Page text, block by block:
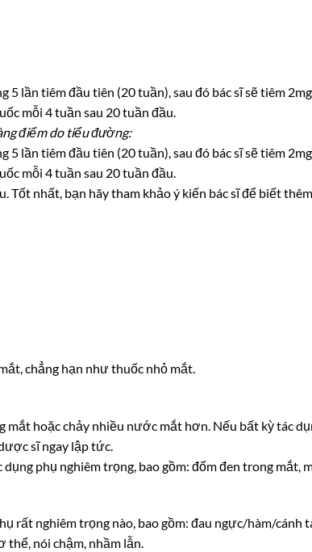
lần tiêm đầu tiên (20 tuần), sau đó bác sĩ sẽ tiêm 2mg
mỗi 4 tuần sau 20 tuần đầu.
điểm do tiểu đường:
lần tiêm đầu tiên (20 tuần), sau đó bác sĩ sẽ tiêm 2mg
mỗi 4 tuần sau 20 tuần đầu.
Tốt nhất, bạn hãy tham khảo ý kiến bác sĩ để biết thêm
chẳng hạn như thuốc nhỏ mắt.
mắt hoặc chảy nhiều nước mắt hơn. Nếu bất kỳ tác
sĩ ngay lập tức.
phụ nghiêm trọng, bao gồm: đốm đen trong mắt,
rất nghiêm trọng nào, bao gồm: đau ngực/hàm/cánh
thể, nói chậm, nhầm lẫn.